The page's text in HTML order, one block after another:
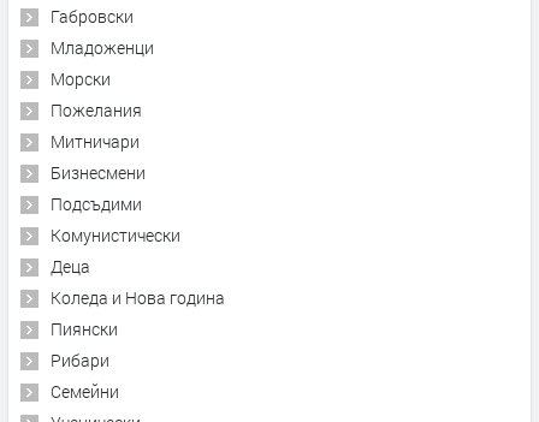
Габровски
Младоженци
Морски
Пожелания
Митничари
Бизнесмени
Подсъдими
Комунистически
Деца
Коледа и Нова година
Пиянски
Рибари
Семейни